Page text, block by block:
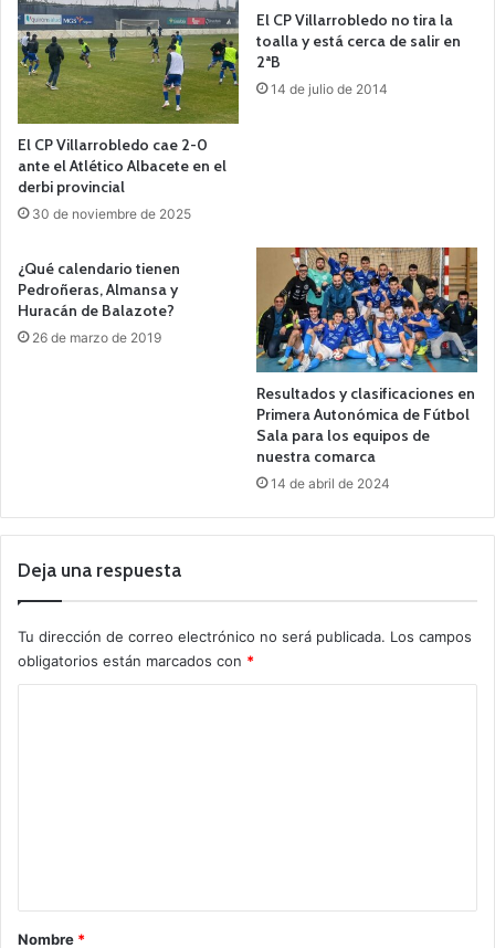
El CP Villarrobledo cae 2-0
ante el Atlético Albacete en el
derbi provincial
30 de noviembre de 2025
El CP Villarrobledo no tira la
toalla y está cerca de salir en
2ªB
14 de julio de 2014
¿Qué calendario tienen
Pedroñeras, Almansa y
Huracán de Balazote?
26 de marzo de 2019
Resultados y clasificaciones en
Primera Autonómica de Fútbol
Sala para los equipos de
nuestra comarca
14 de abril de 2024
Deja una respuesta
Tu dirección de correo electrónico no será publicada. Los campos
obligatorios están marcados con *
rNombre *